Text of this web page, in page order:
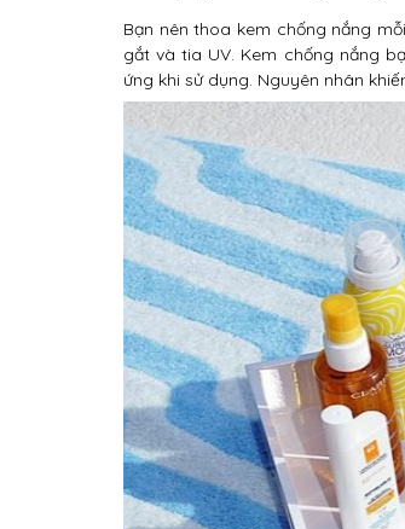
Bạn nên thoa kem chống nắng
gắt và tia UV. Kem chống nắng
ứng khi sử dụng. Nguyên nhân